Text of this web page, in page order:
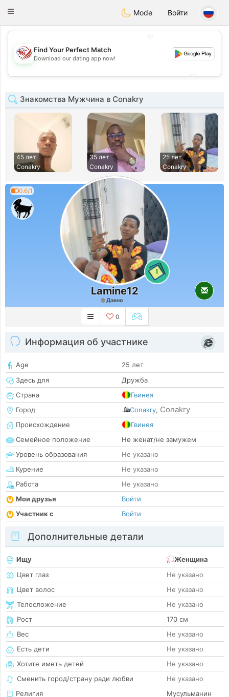
Dating
Toggle
Mode Войти
💖
💕
Find Your Perfect Match
Download our dating app now!
Знакомства Мужчина в Conakry
45 лет
Conakry
35 лет
Conakry
25 лет
Conakry
0.6/1
1
Lamine12
Давно
0
Информация об участнике
Age
25 лет
Здесь для
Дружба
Страна
Гвинея
Город
Conakry, Conakry
Происхождение
Гвинея
Семейное положение
Не женат/не замужем
Уровень образования
Не указано
Курение
Не указано
Работа
Не указано
Мои друзья
Войти
Участник с
Войти
Дополнительные детали
Ищу
Женщина
Цвет глаз
Не указано
Цвет волос
Не указано
Телосложение
Не указано
Рост
170 см
Вес
Не указано
Есть дети
Не указано
Хотите иметь детей
Не указано
Сменить город/страну ради любви
Не указано
Религия
Мусульманин